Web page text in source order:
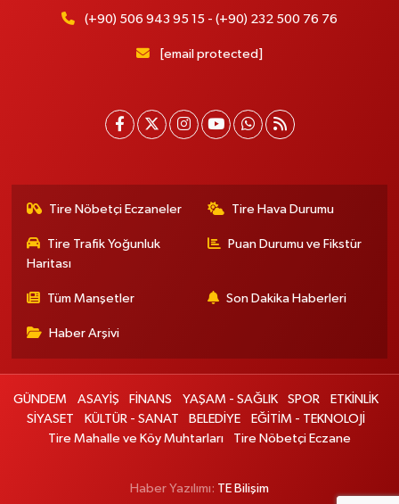
(+90) 506 943 95 15 - (+90) 232 500 76 76
[email protected]
Tire Nöbetçi Eczaneler Tire Hava Durumu
Tire Trafik Yoğunluk
Haritası
Puan Durumu ve Fikstür
Tüm Manşetler Son Dakika Haberleri
Haber Arşivi
GÜNDEM ASAYİŞ FİNANS YAŞAM - SAĞLIK SPOR
ETKİNLİK
SİYASET
KÜLTÜR - SANAT BELEDİYE
EĞİTİM - TEKNOLOJİ
Tire Mahalle ve Köy Muhtarları
Tire Nöbetçi Eczane
Haber Yazılımı: TE Bilişim